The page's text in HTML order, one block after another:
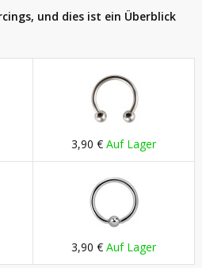
und dies ist ein Überblick
3,90 € Auf Lager
3,90 € Auf Lager